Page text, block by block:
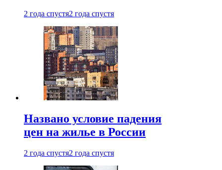
2 года спустя2 года спустя
Названо условие падения
цен на жилье в России
2 года спустя2 года спустя